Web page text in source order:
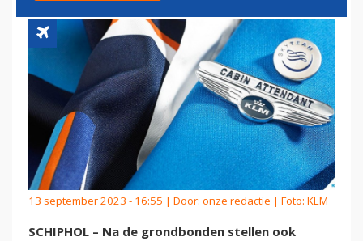
13 september 2023 - 16:55 | Door: onze redactie | Foto: KLM
SCHIPHOL – Na de grondbonden stellen ook